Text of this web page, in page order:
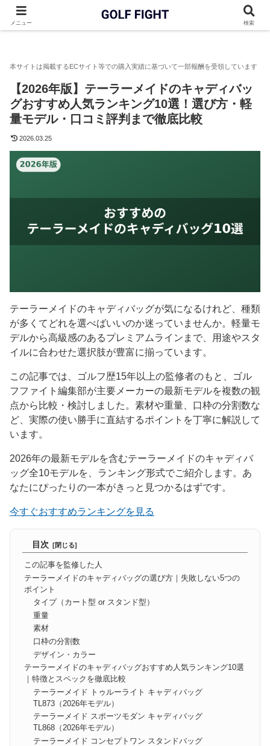
ゴルフバッグ 【2026年版】テーラーメイドのキ
【2026年版】テーラーメイドのキャディバッ
グおすすめ人気ランキング10選！選び方・軽
量モデル・口コミ評判まで徹底比較
2026.03.25
テーラーメイドのキャディバッグが気になるけれど、種類
が多くてどれを選べばいいのか迷っていませんか。軽量モ
デルから高級感のあるプレミアムラインまで、用途やスタ
イルに合わせた選択肢が豊富に揃っています。
この記事では、ゴルフ歴15年以上の監修者のもと、ゴル
フファイト編集部が主要メーカーの最新モデルを複数の観
点から比較・検討しました。素材や重量、口枠の分割数な
ど、実際の使い勝手に直結するポイントを丁寧に解説して
います。
2026年の最新モデルを含むテーラーメイドのキャディバ
ッグ全10モデルを、ランキング形式でご紹介します。あ
なたにぴったりの一本がきっと見つかるはずです。
今すぐおすすめランキングを見る
目次
この記事を監修した人
テーラーメイドのキャディバッグの選び方｜失敗しない5つの
ポイント
タイプ（カート型 or スタンド型）
重量
素材
口枠の分割数
デザイン・カラー
テーラーメイドのキャディバッグおすすめ人気ランキング10選
｜特徴とスペックを徹底比較
テーラーメイド トゥルーライト キャディバッグ
TL873（2026年モデル）
テーラーメイド スポーツモダン キャディバッグ
TL868（2026年モデル）
テーラーメイド コンセプトワン スタンドバッグ
メニュー 検索